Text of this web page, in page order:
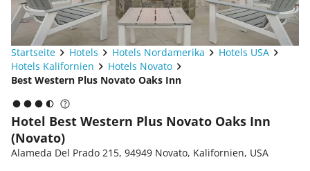
Startseite Hotels Hotels Nordamerika
Hotels USA
Hotels Kalifornien
Hotels Novato
Best Western Plus Novato Oaks Inn
Hotel Best Western Plus Novato Oaks Inn
(Novato)
Alameda Del Prado 215, 94949 Novato, Kalifornien, USA